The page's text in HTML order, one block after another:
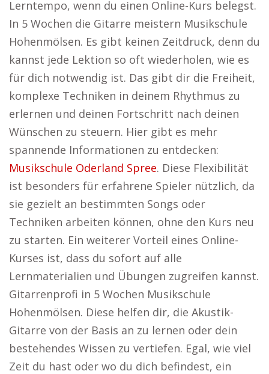
Lerntempo, wenn du einen Online-Kurs belegst.
In 5 Wochen die Gitarre meistern Musikschule
Hohenmölsen. Es gibt keinen Zeitdruck, denn du
kannst jede Lektion so oft wiederholen, wie es
für dich notwendig ist. Das gibt dir die Freiheit,
komplexe Techniken in deinem Rhythmus zu
erlernen und deinen Fortschritt nach deinen
Wünschen zu steuern. Hier gibt es mehr
spannende Informationen zu entdecken:
Musikschule Oderland Spree. Diese Flexibilität
ist besonders für erfahrene Spieler nützlich, da
sie gezielt an bestimmten Songs oder
Techniken arbeiten können, ohne den Kurs neu
zu starten. Ein weiterer Vorteil eines Online-
Kurses ist, dass du sofort auf alle
Lernmaterialien und Übungen zugreifen kannst.
Gitarrenprofi in 5 Wochen Musikschule
Hohenmölsen. Diese helfen dir, die Akustik-
Gitarre von der Basis an zu lernen oder dein
bestehendes Wissen zu vertiefen. Egal, wie viel
Zeit du hast oder wo du dich befindest, ein